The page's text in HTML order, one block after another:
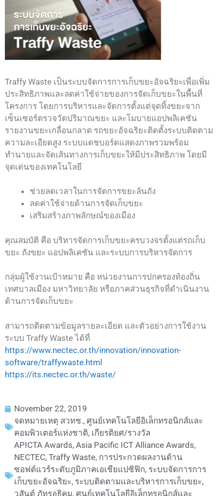
Traffy Waste เป็นระบบจัดการการเก็บขยะอัจฉริยะเพื่อเพิ่ม
ประสิทธิภาพและลดค่าใช้จ่ายของการจัดเก็บขยะในพื้นที่
โครงการ โดยการบริหารและจัดการตั้งแต่จุดทิ้งขยะจาก
เซ็นเซอร์ตรวจวัดปริมาณขยะ และโมบายแอปพลิเคชัน
รายงานขยะเกลื่อนกลาด รถขยะอัจฉริยะติดตั้งระบบติดตาม
ความละเอียดสูง ระบบแดชบอร์ดแสดงภาพรวมพร้อม
ทำนายและจัดเส้นทางการเก็บขยะให้มีประสิทธิภาพ โดยมี
จุดเด่นของเทคโนโลยี
ช่วยลดเวลาในการจัดการขยะล้นถัง
ลดค่าใช้จ่ายด้านการจัดเก็บขยะ
เสริมสร้างภาพลักษณ์ของเมือง
คุณสมบัติ คือ บริหารจัดการเก็บขยะครบวงจรตั้งแต่รถเก็บ
ขยะ ถังขยะ แอปพลิเคชัน และระบบการบริหารจัดการ
กลุ่มผู้ใช้งานเป้าหมาย คือ หน่วยงานการปกครองท้องถิ่น
เทศบาลเมือง มหาวิทยาลัย หรือภาคส่วนธุรกิจที่ดำเนินงาน
ด้านการจัดเก็บขยะ
สามารถติดตามข้อมูลรายละเอียด และตัวอย่างการใช้งาน
ระบบ Traffy Waste ได้ที่
https://www.nectec.or.th/innovation/innovation-
software/traffywaste.html
https://its.nectec.or.th/waste/
November 22, 2019
จดหมายเหตุ สวทช., ศูนย์เทคโนโลยีอิเล็กทรอนิกส์และ
คอมพิวเตอร์แห่งชาติ, เกียรติยศ/รางวัล
APICTA Awards, Asia Pacific ICT Alliance Awards,
NECTEC, Traffy Waste, การประกวดผลงานด้าน
ซอฟต์แวร์ระดับภูมิภาคเอเชียแปซิฟิก, ระบบจัดการการ
เก็บขยะอัจฉริยะ, ระบบติดตามและบริหารการเก็บขยะ,
วสันต์ ภัทรอธิคม, ศูนย์เทคโนโลยีอิเล็กทรอนิกส์และ